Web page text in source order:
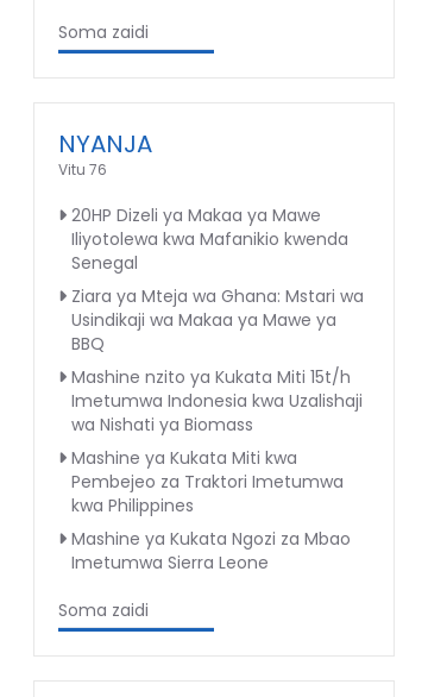
Soma zaidi
NYANJA
Vitu 76
20HP Dizeli ya Makaa ya Mawe
Iliyotolewa kwa Mafanikio kwenda
Senegal
Ziara ya Mteja wa Ghana: Mstari wa
Usindikaji wa Makaa ya Mawe ya
BBQ
Mashine nzito ya Kukata Miti 15t/h
Imetumwa Indonesia kwa Uzalishaji
wa Nishati ya Biomass
Mashine ya Kukata Miti kwa
Pembejeo za Traktori Imetumwa
kwa Philippines
Mashine ya Kukata Ngozi za Mbao
Imetumwa Sierra Leone
Soma zaidi